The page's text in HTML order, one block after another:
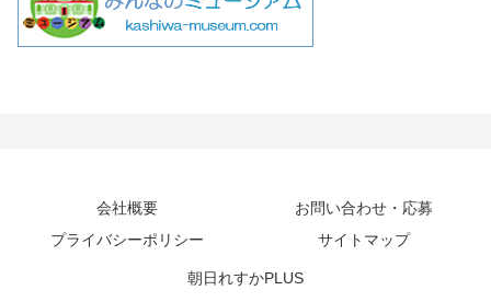
会社概要
お問い合わせ・応募
プライバシーポリシー
サイトマップ
朝日れすかPLUS